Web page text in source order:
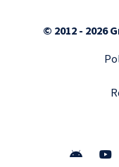
© 2012 - 2026